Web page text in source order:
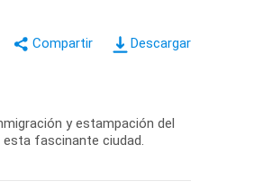
Descargar
y estampación del
esta fascinante ciudad.